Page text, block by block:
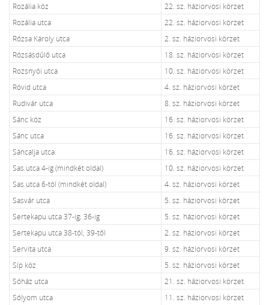
Rozália köz
22. sz. háziorvosi körzet
Rozália utca
22. sz. háziorvosi körzet
Rózsa Károly utca
2. sz. háziorvosi körzet
Rózsásdűlő utca
18. sz. háziorvosi körzet
Rozsnyói utca
10. sz. háziorvosi körzet
Rövid utca
4. sz. háziorvosi körzet
Rudivár utca
8. sz. háziorvosi körzet
Sánc köz
16. sz. háziorvosi körzet
Sánc utca
16. sz. háziorvosi körzet
Sáncalja utca
16. sz. háziorvosi körzet
Sas utca 4-ig (mindkét oldal)
10. sz. háziorvosi körzet
Sas utca 6-tól (mindkét oldal)
4. sz. háziorvosi körzet
Sasvár utca
5. sz. háziorvosi körzet
Sertekapu utca 37-ig; 36-ig
5. sz. háziorvosi körzet
Sertekapu utca 38-tól, 39-től
2. sz. háziorvosi körzet
Servita utca
9. sz. háziorvosi körzet
Síp köz
5. sz. háziorvosi körzet
Sóház utca
21. sz. háziorvosi körzet
Sólyom utca
11. sz. háziorvosi körzet